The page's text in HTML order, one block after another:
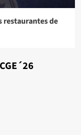
restaurantes de